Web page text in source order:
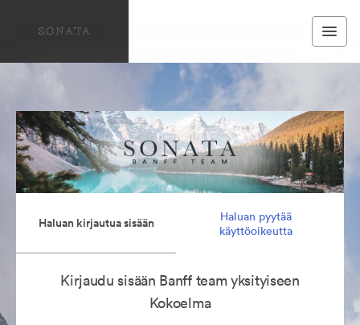
Haluan kirjautua sisään
Haluan pyytää
käyttöoikeutta
Kirjaudu sisään Banff team yksityiseen
Kokoelma